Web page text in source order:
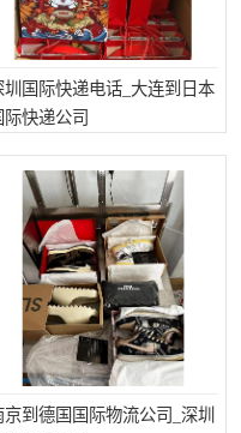
圳国际快递电话_大连到日本
际快递公司
京到德国国际物流公司_深圳
深圳国际快递电话
圳国际快递